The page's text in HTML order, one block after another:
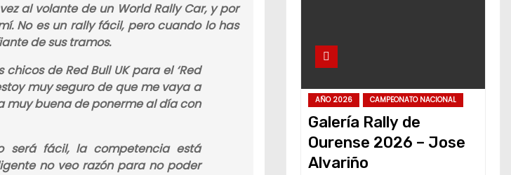
al volante de un World Rally Car, y por
No es un rally fácil, pero cuando lo has
de sus tramos.
de Red Bull UK para el ‘Red
muy seguro de que me vaya a
muy buena de ponerme al día con
será fácil, la competencia está
no veo razón para no poder
AÑO 2026 CAMPEONATO NACIONAL
Galería Rally de
Ourense 2026 – Jose
Alvariño